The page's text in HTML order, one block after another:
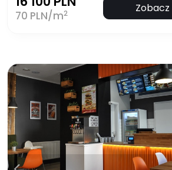
70 PLN/m2 Zobacz